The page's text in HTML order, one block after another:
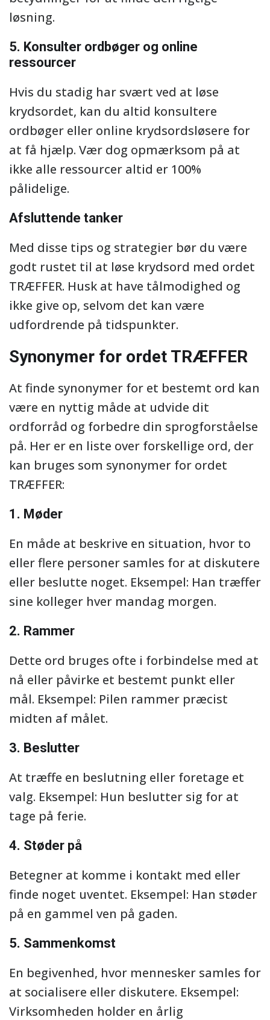
løsning.
5. Konsulter ordbøger og online
ressourcer
Hvis du stadig har svært ved at løse
krydsordet, kan du altid konsultere
ordbøger eller online krydsordsløsere for
at få hjælp. Vær dog opmærksom på at
ikke alle ressourcer altid er 100%
pålidelige.
Afsluttende tanker
Med disse tips og strategier bør du være
godt rustet til at løse krydsord med ordet
TRÆFFER. Husk at have tålmodighed og
ikke give op, selvom det kan være
udfordrende på tidspunkter.
Synonymer for ordet TRÆFFER
At finde synonymer for et bestemt ord kan
være en nyttig måde at udvide dit
ordforråd og forbedre din sprogforståelse
på. Her er en liste over forskellige ord, der
kan bruges som synonymer for ordet
TRÆFFER:
1. Møder
En måde at beskrive en situation, hvor to
eller flere personer samles for at diskutere
eller beslutte noget. Eksempel: Han træffer
sine kolleger hver mandag morgen.
2. Rammer
Dette ord bruges ofte i forbindelse med at
nå eller påvirke et bestemt punkt eller
mål. Eksempel: Pilen rammer præcist
midten af målet.
3. Beslutter
At træffe en beslutning eller foretage et
valg. Eksempel: Hun beslutter sig for at
tage på ferie.
4. Støder på
Betegner at komme i kontakt med eller
finde noget uventet. Eksempel: Han støder
på en gammel ven på gaden.
5. Sammenkomst
En begivenhed, hvor mennesker samles for
at socialisere eller diskutere. Eksempel:
Virksomheden holder en årlig